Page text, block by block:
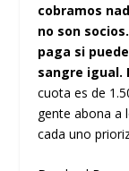
cobramos
no son
paga si
sangre igual.
cuota es de
gente abona a
cada uno